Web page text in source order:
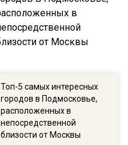
Топ-5 самых интересных
городов в Подмосковье,
расположенных в
непосредственной
близости от Москвы